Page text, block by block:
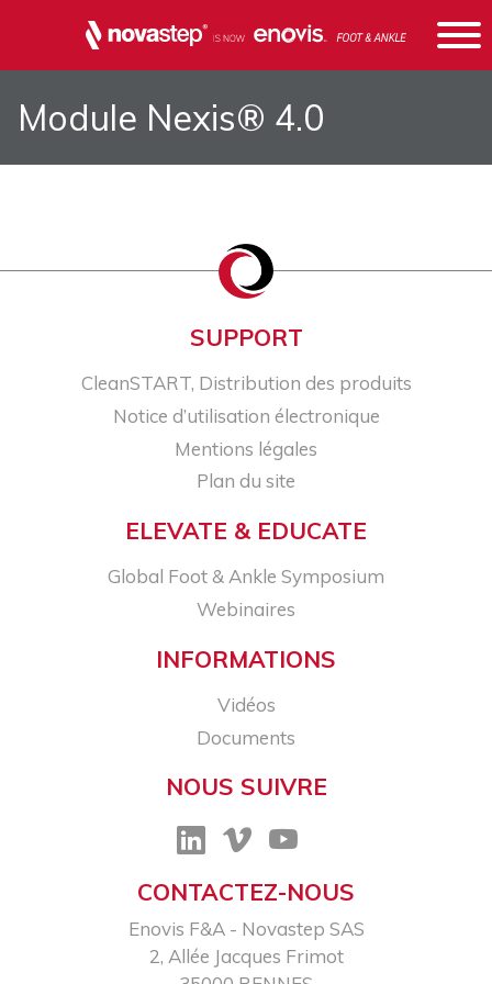
Module Nexis® 4.0
SUPPORT
CleanSTART, Distribution des produits
Notice d’utilisation électronique
Mentions légales
Plan du site
ELEVATE & EDUCATE
Global Foot & Ankle Symposium
Webinaires
INFORMATIONS
Vidéos
Documents
NOUS SUIVRE
CONTACTEZ-NOUS
Enovis F&A - Novastep SAS​
2, Allée Jacques Frimot​